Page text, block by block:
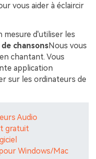
vous aider à éclaircir
mesure d'utiliser les
chansonsNous vous
chantant. Vous
application
sur les ordinateurs de
Audio
gratuit
Windows/Mac